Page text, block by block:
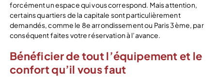
forcément un espace qui vous correspond. Mais attention,
certains quartiers de la capitale sont particulièrement
demandés, comme le 8e arrondissement ou Paris 3ème, par
conséquent faites votre réservation à l’avance.
Bénéficier de tout l’équipement et le
confort qu’il vous faut